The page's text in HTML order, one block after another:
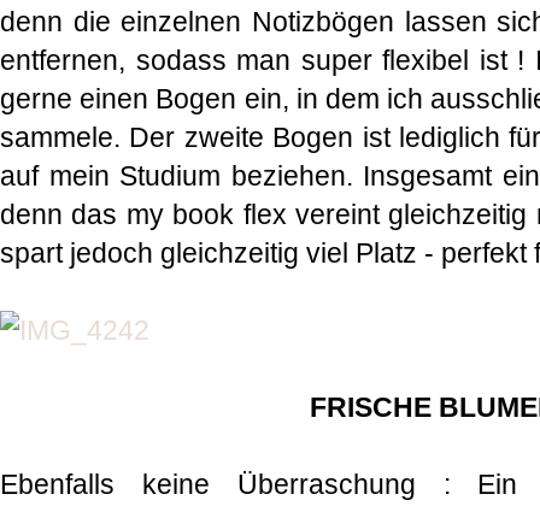
denn die einzelnen Notizbögen lassen
entfernen, sodass man super flexibel ist !
gerne einen Bogen ein, in dem ich
sammele. Der zweite Bogen ist lediglich
auf mein Studium beziehen. Insgesamt
denn das my book flex vereint gleichzeitig
spart jedoch gleichzeitig viel Platz - perfekt
FRISCHE
Ebenfalls keine Überraschung : Ein